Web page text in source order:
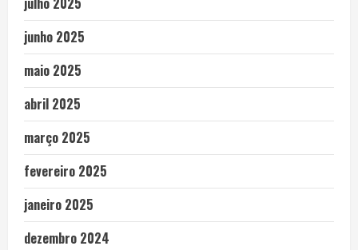
junho 2025
maio 2025
abril 2025
março 2025
fevereiro 2025
janeiro 2025
dezembro 2024